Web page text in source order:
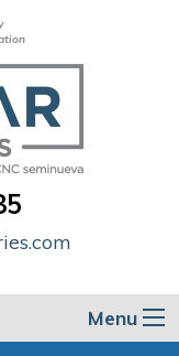
Menu